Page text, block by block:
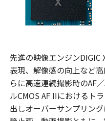
先進の映像エンジンDIGIC
表現、解像感の向上など
らに高速連続撮影時のAF
ルCMOS AF IIにおけるト
出しオーバーサンプリン